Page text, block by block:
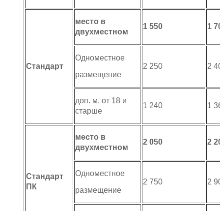
Стандарт
место в
двухместном
1 550 1
Одноместное
размещение
2 250 2
доп. м. от 18 и
старше
1 240 1
Стандарт
ПК
место в
двухместном
2 050 2
Одноместное
размещение
2 750 2